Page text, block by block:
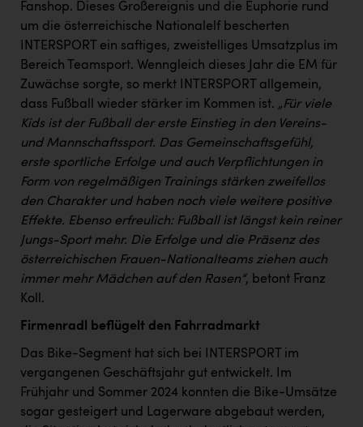
Fanshop. Dieses Großereignis und die Euphorie rund
um die österreichische Nationalelf bescherten
INTERSPORT ein saftiges, zweistelliges Umsatzplus im
Bereich Teamsport. Wenngleich dieses Jahr die EM für
Zuwächse sorgte, so merkt INTERSPORT allgemein,
dass Fußball wieder stärker im Kommen ist. „Für viele
Kids ist der Fußball der erste Einstieg in den Vereins-
und Mannschaftssport. Das Gemeinschaftsgefühl,
erste sportliche Erfolge und auch Verpflichtungen in
Form von regelmäßigen Trainings stärken zweifellos
den Charakter und haben noch viele weitere positive
Effekte. Ebenso erfreulich: Fußball ist längst kein reiner
Jungs-Sport mehr. Die Erfolge und die Präsenz des
österreichischen Frauen-Nationalteams ziehen auch
immer mehr Mädchen auf den Rasen“, betont Franz
Koll.
Firmenradl beflügelt den Fahrradmarkt
Das Bike-Segment hat sich bei INTERSPORT im
vergangenen Geschäftsjahr gut entwickelt. Im
Frühjahr und Sommer 2024 konnten die Bike-Umsätze
sogar gesteigert und Lagerware abgebaut werden,